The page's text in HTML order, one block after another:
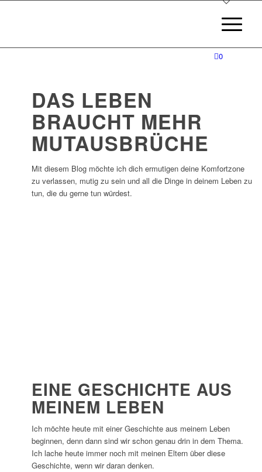
0
DAS LEBEN
BRAUCHT MEHR
MUTAUSBRÜCHE
Mit diesem Blog möchte ich dich ermutigen deine Komfortzone
zu verlassen, mutig zu sein und all die Dinge in deinem Leben zu
tun, die du gerne tun würdest.
EINE GESCHICHTE AUS
MEINEM LEBEN
Ich möchte heute mit einer Geschichte aus meinem Leben
beginnen, denn dann sind wir schon genau drin in dem Thema.
Ich lache heute immer noch mit meinen Eltern über diese
Geschichte, wenn wir daran denken.